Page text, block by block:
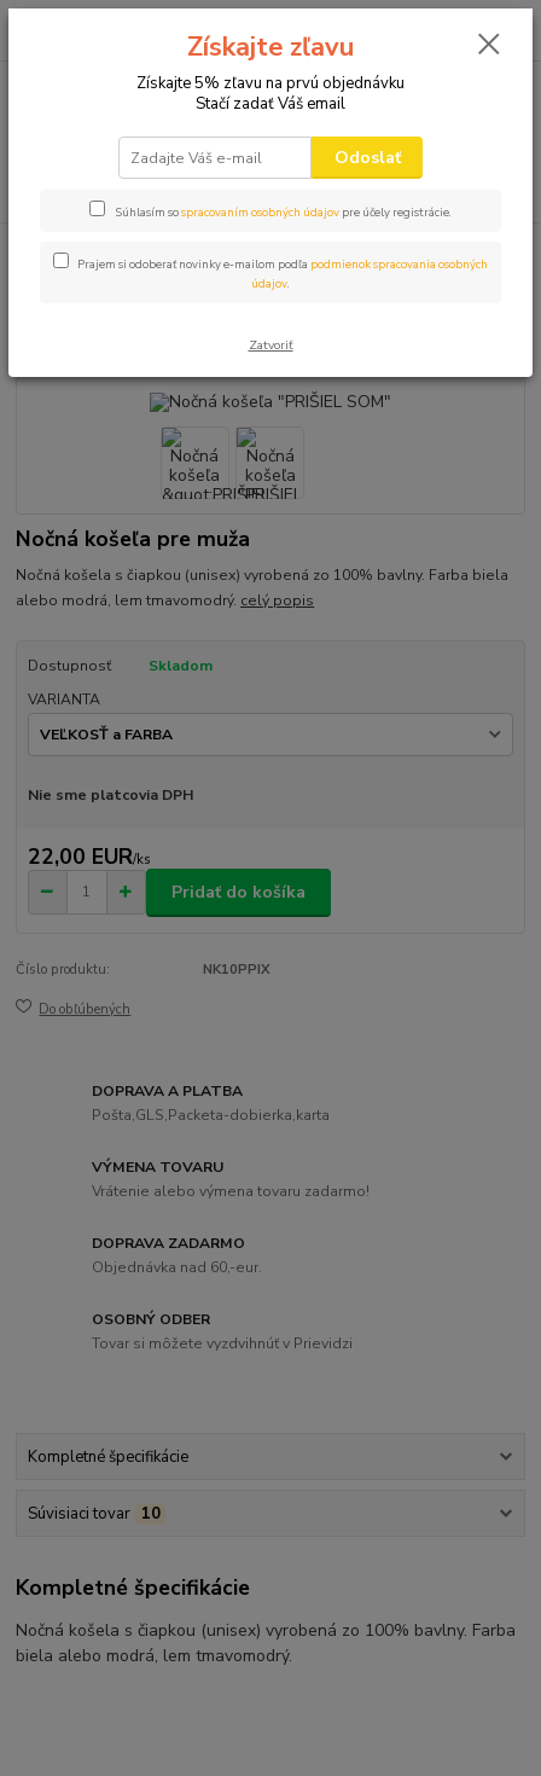
0,00 EUR
Nočná košeľa "PRIŠIEL SOM"
Nočná košeľa pre muža
Nočná košela s čiapkou (unisex) vyrobená zo 100% bavlny. Farba biela
alebo modrá, lem tmavomodrý. celý popis
Dostupnosť
Skladom
VARIANTA
Nie sme platcovia DPH
22,00 EUR/ks
Pridať do košíka
Číslo produktu: NK10PPIX
Do obľúbených
DOPRAVA A PLATBA
Pošta,GLS,Packeta-dobierka,karta
VÝMENA TOVARU
Vrátenie alebo výmena tovaru zadarmo!
DOPRAVA ZADARMO
Objednávka nad 60,-eur.
OSOBNÝ ODBER
Tovar si môžete vyzdvihnúť v Prievidzi
Kompletné špecifikácie
Súvisiaci tovar 10
Kompletné špecifikácie
Nočná košela s čiapkou (unisex) vyrobená zo 100% bavlny. Farba
biela alebo modrá, lem tmavomodrý.
Získajte zľavu
Získajte 5% zľavu na prvú objednávku
Stačí zadať Váš email
Odoslať
Súhlasím sospracovaním osobných údajov pre účely registrácie.
Prajem si odoberať novinky e-mailom podľa podmienok spracovania osobných
údajov.
Zatvoriť